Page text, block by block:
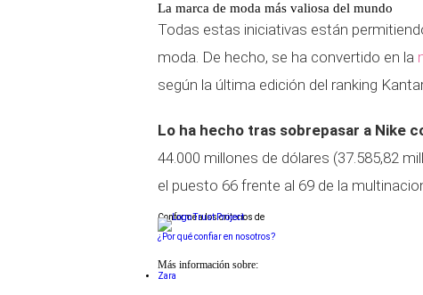
La marca de moda más valiosa del mundo
Todas estas iniciativas están
moda. De hecho, se ha convertido en la
según la última edición del ranking
Lo ha hecho tras sobrepasar a Nike
44.000 millones de dólares (37.585,82
el puesto 66 frente al 69 de la
Conforme a los criterios de
¿Por qué confiar en nosotros?
Más información sobre:
Zara